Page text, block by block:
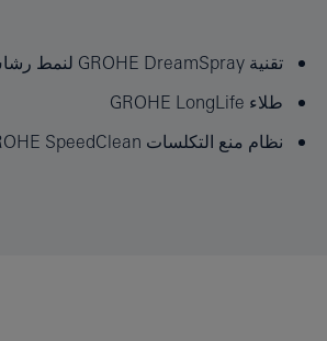
تقنية GROHE DreamSpray لنمط رشاش مثالي
طلاء GROHE LongLife
نظام منع التكلسات GROHE SpeedClean